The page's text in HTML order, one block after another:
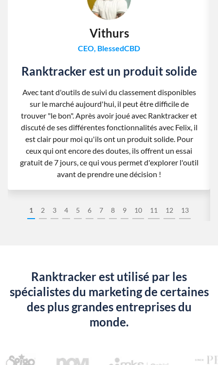
1 2 3 4 5 6 7 8 9 10 11 12 13
Vithurs
CEO, BlessedCBD
Ranktracker est un produit solide
Avec tant d'outils de suivi du classement disponibles
sur le marché aujourd'hui, il peut être difficile de
trouver "le bon". Après avoir joué avec Ranktracker et
discuté de ses différentes fonctionnalités avec Felix, il
est clair pour moi qu'ils ont un produit solide. Pour
ceux qui ont encore des doutes, ils offrent un essai
gratuit de 7 jours, ce qui vous permet d'explorer l'outil
avant de prendre une décision !
Ranktracker est utilisé par les
spécialistes du marketing de certaines
des plus grandes entreprises du
monde.